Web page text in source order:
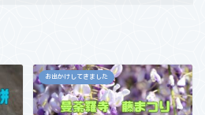
お出かけしてきました